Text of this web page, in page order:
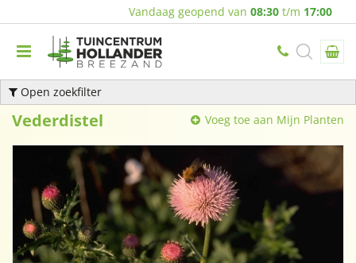
Vandaag geopend van 08:30 t/m 17:00
Open zoekfilter
Vederdistel Voeg toe aan Mijn Planten